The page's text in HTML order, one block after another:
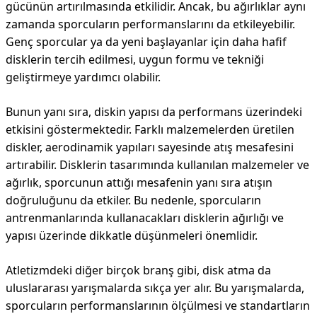
gücünün artırılmasında etkilidir. Ancak, bu ağırlıklar aynı
zamanda sporcuların performanslarını da etkileyebilir.
Genç sporcular ya da yeni başlayanlar için daha hafif
disklerin tercih edilmesi, uygun formu ve tekniği
geliştirmeye yardımcı olabilir.
Bunun yanı sıra, diskin yapısı da performans üzerindeki
etkisini göstermektedir. Farklı malzemelerden üretilen
diskler, aerodinamik yapıları sayesinde atış mesafesini
artırabilir. Disklerin tasarımında kullanılan malzemeler ve
ağırlık, sporcunun attığı mesafenin yanı sıra atışın
doğruluğunu da etkiler. Bu nedenle, sporcuların
antrenmanlarında kullanacakları disklerin ağırlığı ve
yapısı üzerinde dikkatle düşünmeleri önemlidir.
Atletizmdeki diğer birçok branş gibi, disk atma da
uluslararası yarışmalarda sıkça yer alır. Bu yarışmalarda,
sporcuların performanslarının ölçülmesi ve standartların